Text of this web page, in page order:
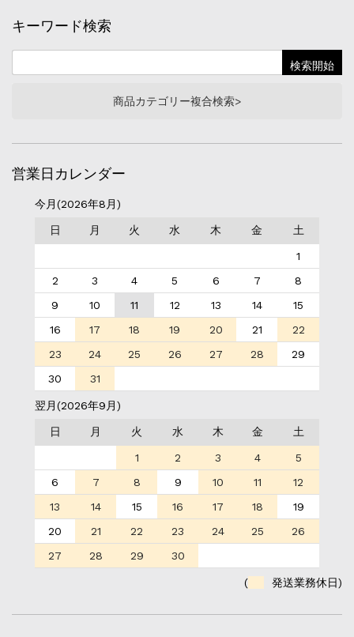
キーワード検索
商品カテゴリー複合検索>
営業日カレンダー
今月(2026年8月)
日 月 火 水 木 金 土
1
2
3 4 5 6 7
8
9
10 11 12 13 14
15
16
17 18 19 20 21
22
23
24 25 26 27 28
29
30
31
翌月(2026年9月)
日 月 火 水 木 金 土
1 2 3 4
5
6
7 8 9 10 11
12
13
14 15 16 17 18
19
20
21 22 23 24 25
26
27
28 29 30
( 発送業務休日)